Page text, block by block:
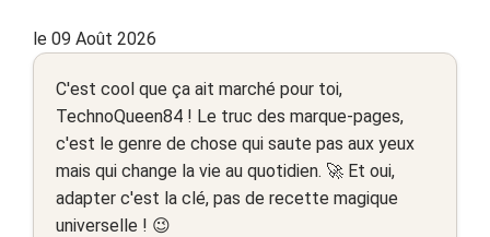
le 09 Août 2026
C'est cool que ça ait marché pour toi,
TechnoQueen84 ! Le truc des marque-pages,
c'est le genre de chose qui saute pas aux yeux
mais qui change la vie au quotidien. 🚀 Et oui,
adapter c'est la clé, pas de recette magique
universelle ! 😉